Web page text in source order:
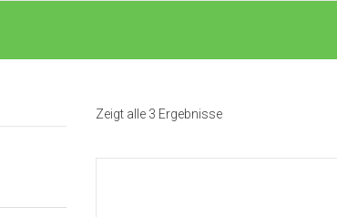
Zeigt alle 3 Ergebnisse